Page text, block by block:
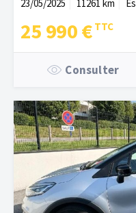
23/05/2025
11261 km
25 990 €
Consulter